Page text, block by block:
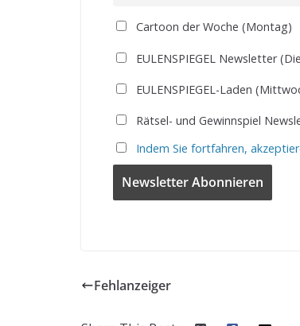
Cartoon der Woche (Montag)
EULENSPIEGEL Newsletter
EULENSPIEGEL-Laden
Rätsel- und Gewinnspiel
Indem Sie fortfahren,
Fehlanzeiger